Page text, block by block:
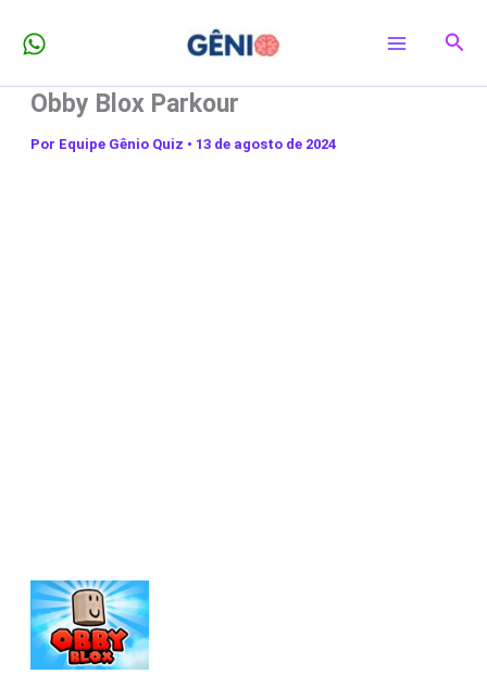
para
conteúdo
Obby Blox Parkour
Por Equipe Gênio Quiz • 13 de agosto de 2024